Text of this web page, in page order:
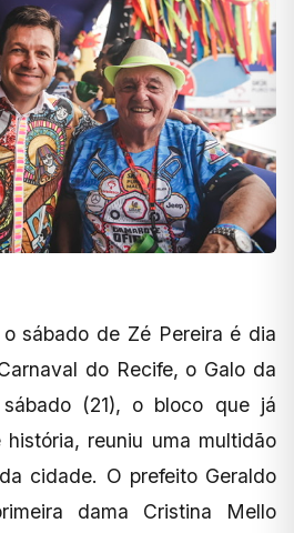
sábado de Zé Pereira é dia
do Recife, o Galo da
(21), o bloco que já
reuniu uma multidão
cidade. O prefeito Geraldo
dama Cristina Mello